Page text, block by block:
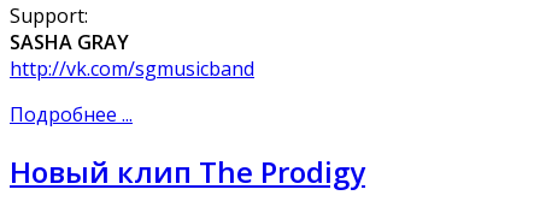
Support:
SASHA GRAY
http://vk.com/sgmusicband
Подробнее ...
Новый клип The Prodigy